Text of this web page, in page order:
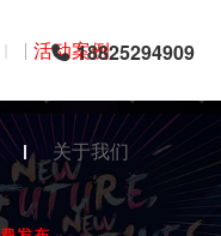
活动案例
关于我们
18825294909